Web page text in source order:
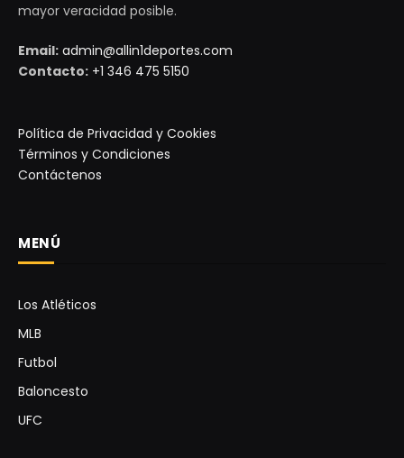
mayor veracidad posible.
Email: admin@allin1deportes.com
Contacto: +1 346 475 5150
Política de Privacidad y Cookies
Términos y Condiciones
Contáctenos
MENÚ
Los Atléticos
MLB
Futbol
Baloncesto
UFC